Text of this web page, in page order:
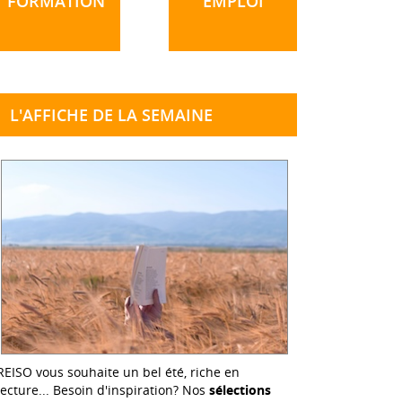
L'AFFICHE DE LA SEMAINE
vous souhaite un bel été, riche en
Besoin d'inspiration? Nos sélections